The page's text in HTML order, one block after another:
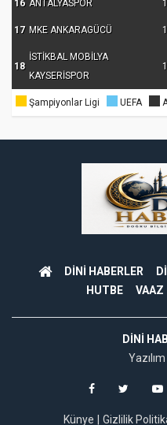
16 ANTALYASPOR
17 MKE ANKARAGÜCÜ
18
İSTİKBAL MOBİLYA
KAYSERİSPOR
Şampiyonlar Ligi UEFA
DİNİ HABERLER
HUTBE
VAAZ
DINI
Yazılım |
Künye Gizlilik